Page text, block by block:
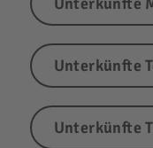
Unterkünfte
Unterkünfte